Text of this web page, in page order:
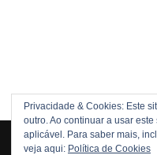
Privacidade & Cookies: Este
outro. Ao continuar a usar
aplicável. Para saber mais,
veja aqui: Política de Cookies
Direitos Reservados © 2005 -